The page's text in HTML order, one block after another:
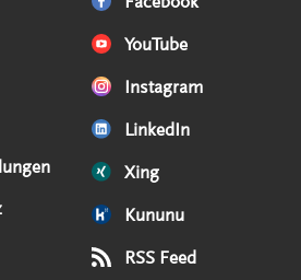
YouTube
Instagram
LinkedIn
Xing
Kununu
RSS Feed